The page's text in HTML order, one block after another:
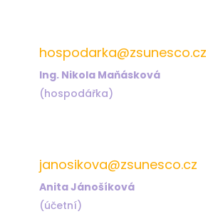
hospodarka@zsunesco.cz
Ing. Nikola Maňásková
(hospodářka)
janosikova@zsunesco.cz
Anita Jánošíková
(účetní)